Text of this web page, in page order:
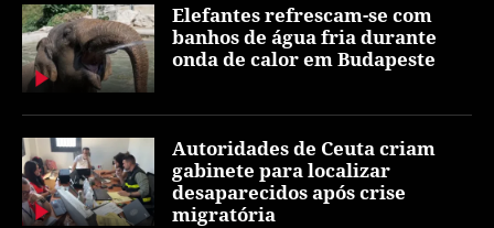
Elefantes refrescam-se com
banhos de água fria durante
onda de calor em Budapeste
Autoridades de Ceuta criam
gabinete para localizar
desaparecidos após crise
migratória